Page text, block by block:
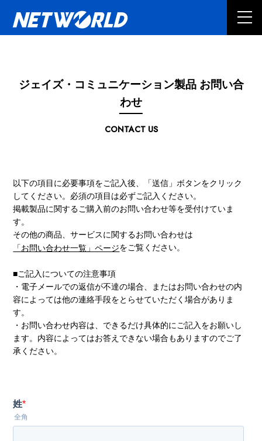
CONTACT US
ジェイズ・コミュニケーション製品 お問い合
わせ
以下の項目に必要事項をご記入後、「送信」ボタンをクリック
してください。必須の項目は必ずご記入ください。
掲載製品に関するご購入前のお問い合わせ等を受付けていま
す。
その他の商品、サービスに関するお問い合わせは
「お問い合わせ一覧」ページをご覧ください。
■ご記入についての注意事項
・電子メールでの返信が不達の場合、またはお問い合わせの内
容によっては他の連絡手段をとらせていただく場合がありま
す。
・お問い合わせ内容は、できるだけ具体的にご記入をお願いし
ます。内容によってはお答えできない場合もありますのでご了
承ください。